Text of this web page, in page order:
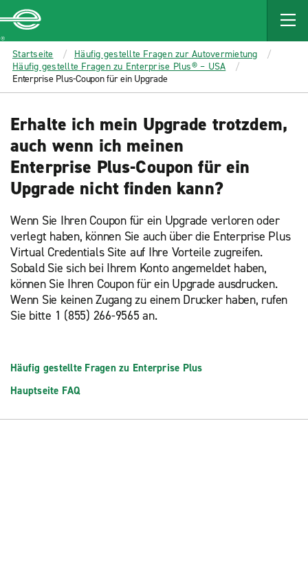
MAIN
CONTENT
Enterprise
Startseite
Häufig gestellte Fragen zur Autovermietung
Häufig gestellte Fragen zu Enterprise Plus® – USA
Enterprise Plus-Coupon für ein Upgrade
Erhalte ich mein Upgrade trotzdem,
auch wenn ich meinen
Enterprise Plus-Coupon für ein
Upgrade nicht finden kann?
Wenn Sie Ihren Coupon für ein Upgrade verloren oder
verlegt haben, können Sie auch über die Enterprise Plus
Virtual Credentials Site auf Ihre Vorteile zugreifen.
Sobald Sie sich bei Ihrem Konto angemeldet haben,
können Sie Ihren Coupon für ein Upgrade ausdrucken.
Wenn Sie keinen Zugang zu einem Drucker haben, rufen
Sie bitte 1 (855) 266-9565 an.
Häufig gestellte Fragen zu Enterprise Plus
Hauptseite FAQ